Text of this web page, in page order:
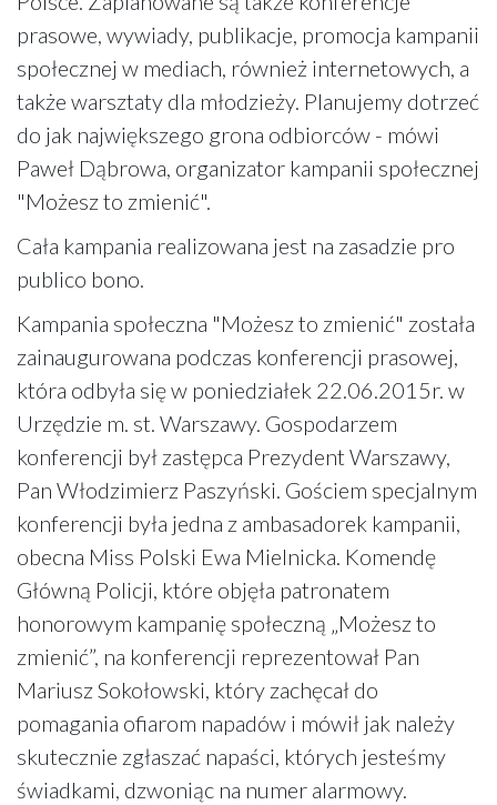
prasowe, wywiady, publikacje, promocja kampanii
społecznej w mediach, również internetowych, a
także warsztaty dla młodzieży. Planujemy dotrzeć
do jak największego grona odbiorców - mówi
Paweł Dąbrowa, organizator kampanii społecznej
"Możesz to zmienić".
Cała kampania realizowana jest na zasadzie pro
publico bono.
Kampania społeczna "Możesz to zmienić" została
zainaugurowana podczas konferencji prasowej,
która odbyła się w poniedziałek 22.06.2015r. w
Urzędzie m. st. Warszawy. Gospodarzem
konferencji był zastępca Prezydent Warszawy,
Pan Włodzimierz Paszyński. Gościem specjalnym
konferencji była jedna z ambasadorek kampanii,
obecna Miss Polski Ewa Mielnicka. Komendę
Główną Policji, które objęła patronatem
honorowym kampanię społeczną „Możesz to
zmienić”, na konferencji reprezentował Pan
Mariusz Sokołowski, który zachęcał do
pomagania ofiarom napadów i mówił jak należy
skutecznie zgłaszać napaści, których jesteśmy
świadkami, dzwoniąc na numer alarmowy.